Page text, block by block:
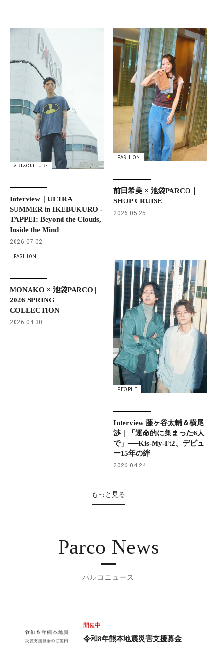
ART&CULTURE
Interview｜ULTRA
SUMMER in IKEBUKURO -
TAPPEI: Beyond the Clouds,
Inside the Mind
2026.07.02
FASHION
前田希美 × 池袋PARCO｜
SHOP CRUISE
2026.05.25
FASHION
MONAKO × 池袋PARCO |
2026 SPRING
COLLECTION
2026.04.30
PEOPLE
Interview 藤ヶ谷太輔＆横尾
渉｜「運命的に集まった6人
で」──Kis-My-Ft2、デビュ
ー15年の絆
2026.04.24
もっと見る
Parco News
パルコニュース
開催中
令和8年熊本地震災害支援募金